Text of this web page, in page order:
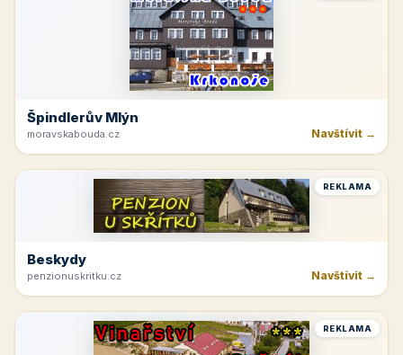
Špindlerův Mlýn
moravskabouda.cz Navštívit →
REKLAMA
Beskydy
penzionuskritku.cz Navštívit →
REKLAMA